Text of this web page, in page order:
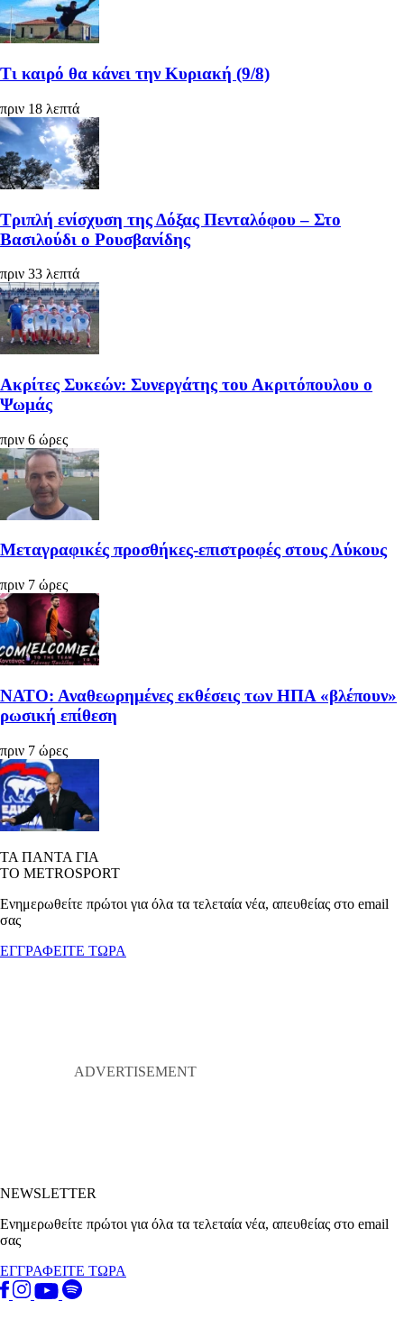
Τι καιρό θα κάνει την Κυριακή (9/8)
πριν 18 λεπτά
Τριπλή ενίσχυση της Δόξας Πενταλόφου – Στο
Βασιλούδι ο Ρουσβανίδης
πριν 33 λεπτά
Ακρίτες Συκεών: Συνεργάτης του Ακριτόπουλου ο
Ψωμάς
πριν 6 ώρες
Μεταγραφικές προσθήκες-επιστροφές στους Λύκους
πριν 7 ώρες
ΝΑΤΟ: Αναθεωρημένες εκθέσεις των ΗΠΑ «βλέπουν»
ρωσική επίθεση
πριν 7 ώρες
ΤΑ ΠΑΝΤΑ ΓΙΑ
ΤΟ METROSPORT
Ενημερωθείτε πρώτοι για όλα τα τελεταία νέα, απευθείας στο email
σας
ΕΓΓΡΑΦΕΙΤΕ ΤΩΡΑ
NEWSLETTER
Ενημερωθείτε πρώτοι για όλα τα τελεταία νέα, απευθείας στο email
σας
ΕΓΓΡΑΦΕΙΤΕ ΤΩΡΑ